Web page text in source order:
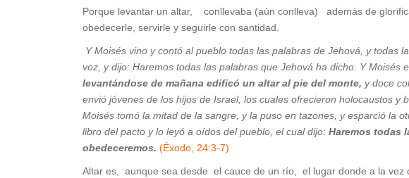
Porque levantar un altar, conllevaba (aún conlleva) además de
obedecerle, servirle y seguirle con santidad.
Y Moisés vino y contó al pueblo todas las palabras de Jehová, y todas
voz, y dijo: Haremos todas las palabras que Jehová ha dicho. Y Moisés
levantándose de mañana edificó un altar al pie del monte, y doce
envió jóvenes de los hijos de Israel, los cuales ofrecieron holocaustos y
Moisés tomó la mitad de la sangre, y la puso en tazones, y esparció la
libro del pacto y lo leyó a oídos del pueblo, el cual dijo: Haremos todas
obedeceremos. (Éxodo, 24:3-7)
Altar es, aunque sea desde el cauce de un río, el lugar donde a la vez